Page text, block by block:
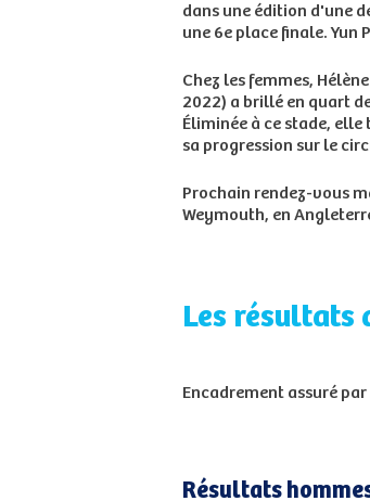
dans une édition d'une
une 6e place finale.
Chez les femmes,
2022) a brillé en quart
Éliminée à ce stade,
sa progression sur le
Prochain rendez-vous
Weymouth, en
Les résultats
Encadrement assuré
Résultats